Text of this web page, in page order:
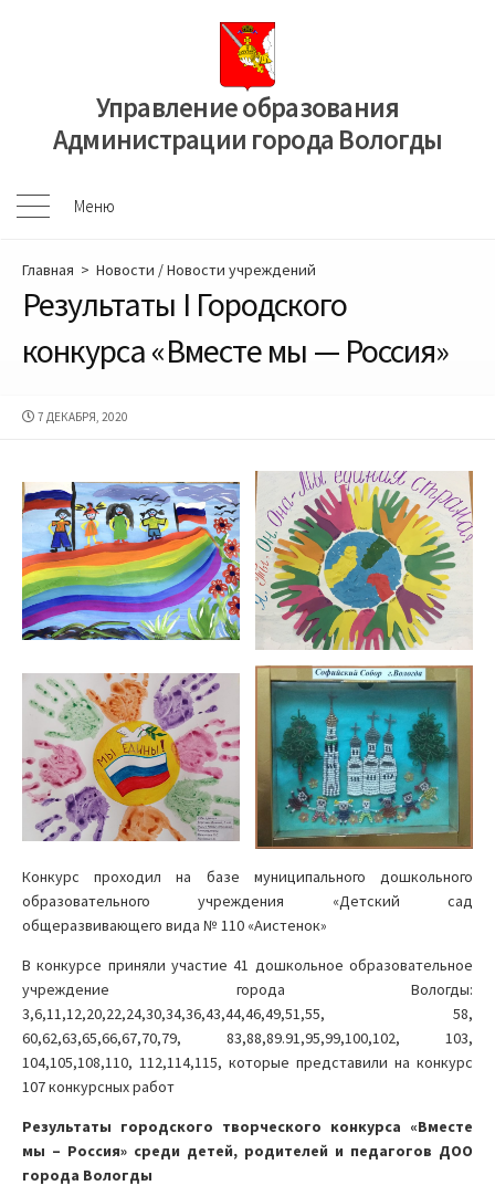
Управление образования
Администрации города Вологды
Меню
Меню
Главная > Новости /Новости учреждений
Результаты I Городского
конкурса «Вместе мы — Россия»
ДАТА
7 ДЕКАБРЯ, 2020
Конкурс проходил на базе муниципального дошкольного
образовательного учреждения «Детский сад
общеразвивающего вида № 110 «Аистенок»
В конкурсе приняли участие 41 дошкольное образовательное
учреждение города Вологды:
3,6,11,12,20,22,24,30,34,36,43,44,46,49,51,55, 58,
60,62,63,65,66,67,70,79, 83,88,89.91,95,99,100,102, 103,
104,105,108,110, 112,114,115, которые представили на конкурс
107 конкурсных работ
Результаты городского творческого конкурса «Вместе
мы – Россия» среди детей, родителей и педагогов ДОО
города Вологды